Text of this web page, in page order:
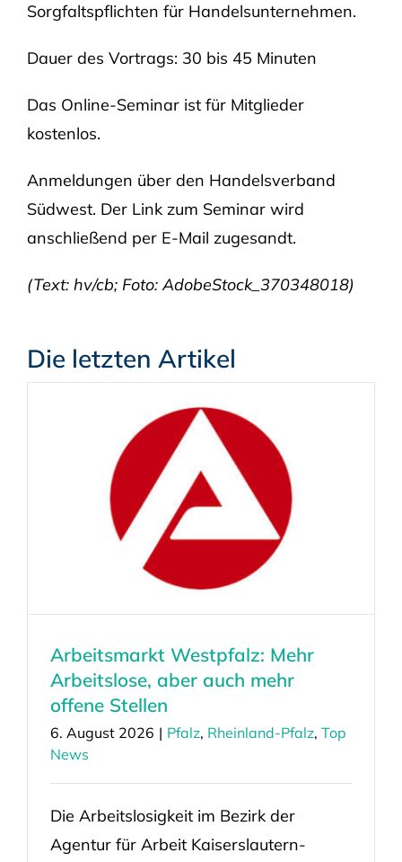
Sorgfaltspflichten für Handelsunternehmen.
Dauer des Vortrags: 30 bis 45 Minuten
Das Online-Seminar ist für Mitglieder
kostenlos.
Anmeldungen über den Handelsverband
Südwest. Der Link zum Seminar wird
anschließend per E-Mail zugesandt.
(Text: hv/cb; Foto: AdobeStock_370348018)
Die letzten Artikel
Arbeitsmarkt Westpfalz: Mehr
Arbeitslose, aber auch mehr
offene Stellen
6. August 2026 | Pfalz, Rheinland-Pfalz, Top
News
Die Arbeitslosigkeit im Bezirk der
Agentur für Arbeit Kaiserslautern-